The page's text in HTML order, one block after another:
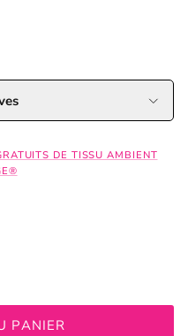
DE TISSU AMBIENT
PANIER